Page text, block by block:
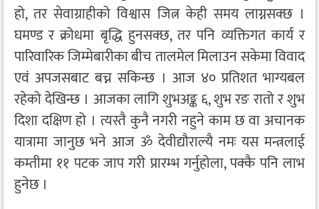
हो, तर सेवाग्राहीको विश्वास जित्न केही समय लाग्नसक्छ ।
घमण्ड र क्रोधमा बृद्धि हुनसक्छ, तर पनि व्यक्तिगत कार्य र
पारिवारिक जिम्मेबारीका बीच तालमेल मिलाउन सकेमा विवाद
एवं अपजसबाट बच्न सकिन्छ । आज ४० प्रतिशत भाग्यबल
रहेको देखिन्छ । आजका लागि शुभअङ्क ६, शुभ रङ रातो र शुभ
दिशा दक्षिण हो । त्यस्तै कुनै नगरी नहुने काम छ वा अचानक
यात्रामा जानुछ भने आज ॐ देवीद्यौराल्यै नमः यस मन्त्रलाई
कम्तीमा ११ पटक जाप गरी प्रारम्भ गर्नुहोला, पक्कै पनि लाभ
हुनेछ ।